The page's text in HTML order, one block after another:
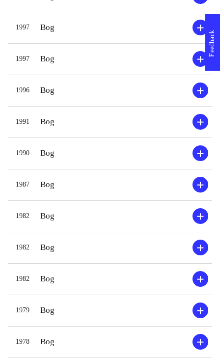
1997 Bog
1997 Bog
1996 Bog
1991 Bog
1990 Bog
1987 Bog
1982 Bog
1982 Bog
1982 Bog
1979 Bog
1978 Bog
Feedback